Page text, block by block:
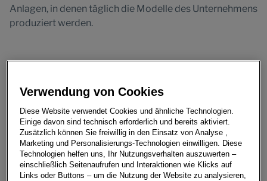
Anlagen, in denen täglich die Modelle des Unternehmens
produziert werden.
und nimmt eine Schlüsselposition im Rahmen der
bereits heute zu einem Zentrum für Elektromobilität
entwickelt hat. Als federführendes Unternehmen des
Projektes rund um die urbane Elektrofahrzeugfamilie
der Markengruppe Core des Volkswagen Konzerns
werden in dem Montagewerk die Batterien eingebaut,
Verwendung von Cookies
Diese Website verwendet Cookies und ähnliche Technologien.
Einige davon sind technisch erforderlich und bereits aktiviert.
Zusätzlich können Sie freiwillig in den Einsatz von Analyse ,
Marketing und Personalisierungs-Technologien einwilligen. Diese
Technologien helfen uns, Ihr Nutzungsverhalten auszuwerten –
einschließlich Seitenaufrufen und Interaktionen wie Klicks auf
Links oder Buttons – um die Nutzung der Website zu analysieren,